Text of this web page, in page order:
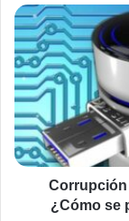
mercado
internacional
Corrupción
de
base
de
datos
en
SQL
Server:
¿Cómo
puede
Corrupción
¿Cómo se